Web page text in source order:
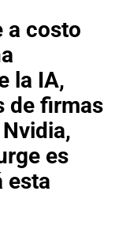
a costo
la IA,
de firmas
es
esta